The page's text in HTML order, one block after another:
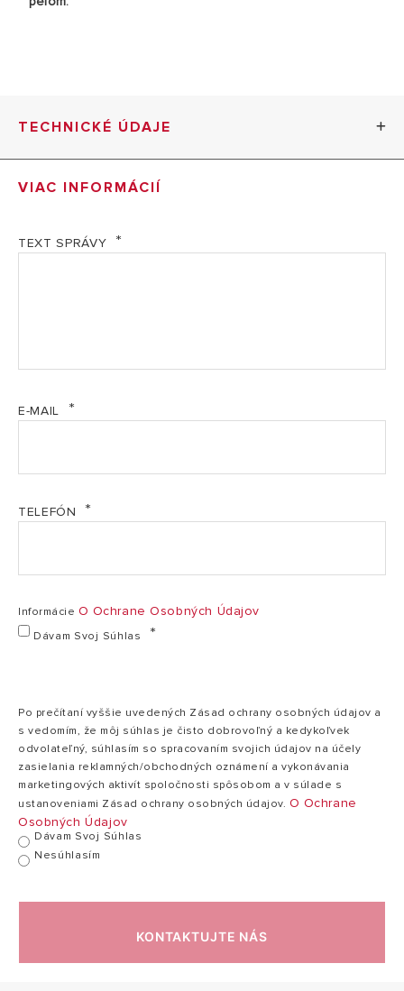
TECHNICKÉ ÚDAJE
TECHNICKÁ SPECIFIKACE: DEOS
OBJEDNACÍ KÓD
Doporučená plocha 29 m²
Maximální plocha
Modely DEOS 16S NET
Typ chladiva / množství
Provozní teplota
Typ kompresoru rotující
Maximální průtok vzduchu 150 m³/h
Třída vodotěsnosti IPX0
Hmotnost (netto/butto)
VIAC INFORMÁCIÍ
TEXT SPRÁVY
E-MAIL
TELEFÓN
Informácie O Ochrane Osobných Údajov
Dávam Svoj Súhlas
Po prečítaní vyššie uvedených Zásad ochrany osobných údajov a
s vedomím, že môj súhlas je čisto dobrovoľný a kedykoľvek
odvolateľný, súhlasím so spracovaním svojich údajov na účely
zasielania reklamných/obchodných oznámení a vykonávania
marketingových aktivít spoločnosti spôsobom a v súlade s
ustanoveniami Zásad ochrany osobných údajov. O Ochrane
Osobných Údajov
Dávam Svoj Súhlas
Nesúhlasím
KONTAKTUJTE NÁS